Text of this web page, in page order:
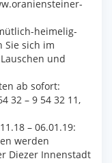
heimelig-
Sie sich im
und
ab sofort:
32 – 9 54 32 11,
– 06.01.19:
werden
Diezer Innenstadt